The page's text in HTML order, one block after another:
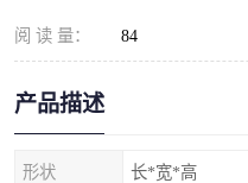
阅 读 量： 84
产品描述
形状 长*宽*高